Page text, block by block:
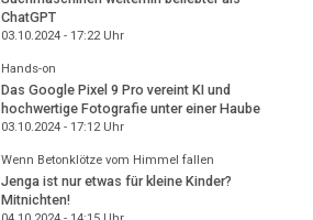
ChatGPT
03.10.2024 - 17:22Uhr
Hands-on
Das Google Pixel 9 Pro vereint KI und
hochwertige Fotografie unter einer Haube
03.10.2024 - 17:12Uhr
Wenn Betonklötze vom Himmel fallen
Jenga ist nur etwas für kleine Kinder?
Mitnichten!